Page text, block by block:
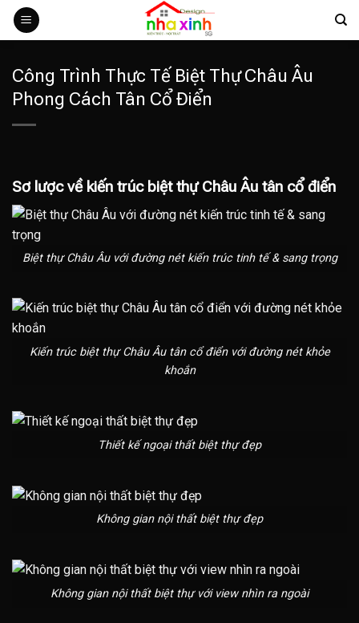
qua
dungCông Trình Thực Tế Biệt Thự Châu Âu
Phong Cách Tân Cổ Điển
Sơ lược về kiến trúc biệt thự Châu Âu tân cổ điển
Biệt thự Châu Âu với đường nét kiến trúc tinh tế & sang trọng
Kiến trúc biệt thự Châu Âu tân cổ điển với đường nét khỏe
khoắn
Thiết kế ngoại thất biệt thự đẹp
Không gian nội thất biệt thự đẹp
Không gian nội thất biệt thự với view nhìn ra ngoài